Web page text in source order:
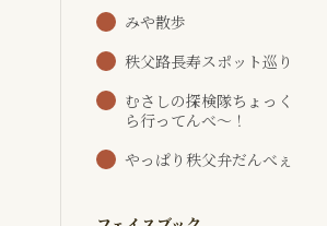
みや散歩
秩父路長寿スポット巡り
むさしの探検隊ちょっく
ら行ってんべ～！
やっぱり秩父弁だんべぇ